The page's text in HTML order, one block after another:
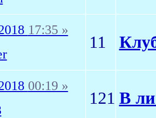
17:35 »
11
00:19 »
121 В